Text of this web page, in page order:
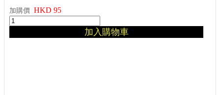
加購價 HKD 95
加入購物車